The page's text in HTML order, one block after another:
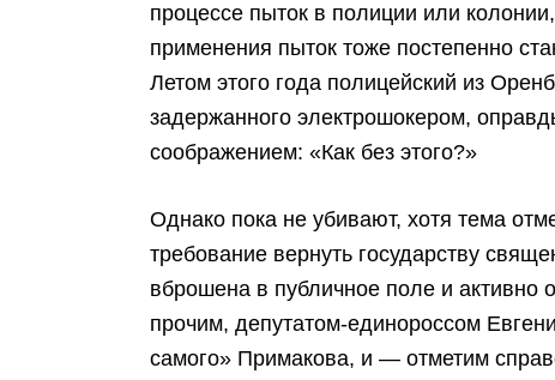
процессе пыток в полиции или
применения пыток тоже постепенно
Летом этого года полицейский из
задержанного электрошокером,
соображением: «Как без этого?»
Однако пока не убивают, хотя тема
требование вернуть государству
вброшена в публичное поле и
прочим, депутатом-единороссом
самого» Примакова, и — отметим